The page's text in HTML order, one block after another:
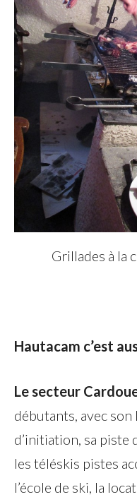
Grillades à la
Hautacam c’est
Le secteur
débutants, avec
d’initiation, sa piste
les téléskis pistes
l’école de ski, la